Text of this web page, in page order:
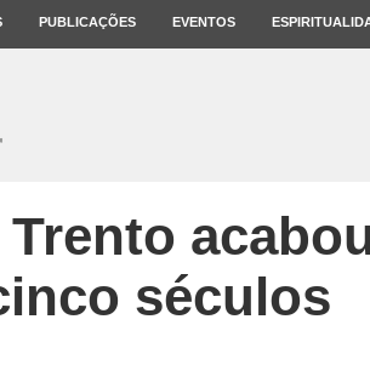
PUBLICAÇÕES EVENTOS
séculos